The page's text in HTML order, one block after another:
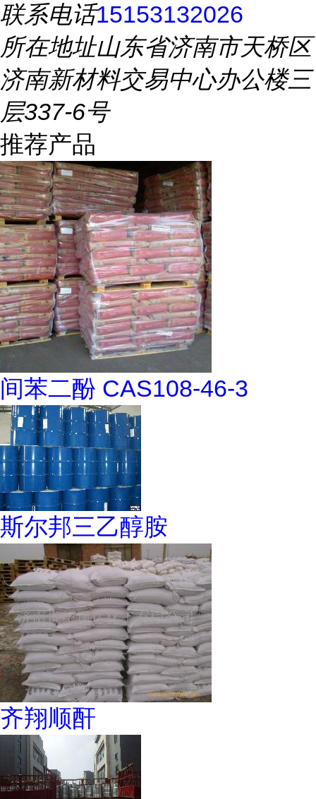
联系电话15153132026
所在地址山东省济南市天桥区
济南新材料交易中心办公楼三
层337-6号
推荐产品
间苯二酚 CAS108-46-3
斯尔邦三乙醇胺
齐翔顺酐